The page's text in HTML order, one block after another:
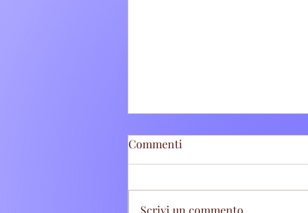
Commenti